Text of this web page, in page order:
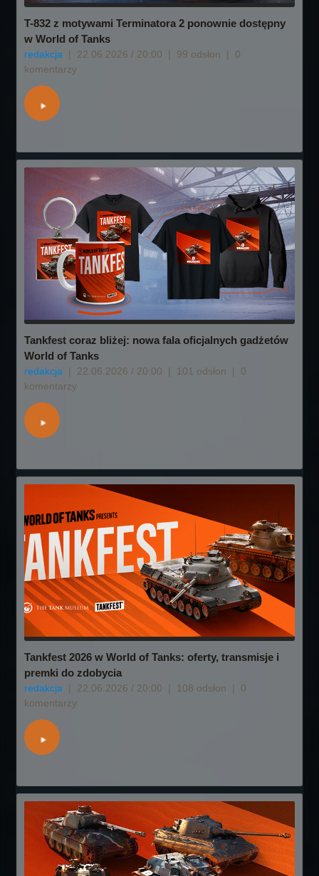
T-832 z motywami Terminatora 2 ponownie dostępny
w World of Tanks
redakcja | 22.06.2026 / 20:00 | 99 odsłon |
0
komentarzy
Tankfest coraz bliżej: nowa fala oficjalnych gadżetów
World of Tanks
redakcja | 22.06.2026 / 20:00 | 101 odsłon |
0
komentarzy
Tankfest 2026 w World of Tanks: oferty, transmisje i
premki do zdobycia
redakcja | 22.06.2026 / 20:00 | 108 odsłon |
0
komentarzy